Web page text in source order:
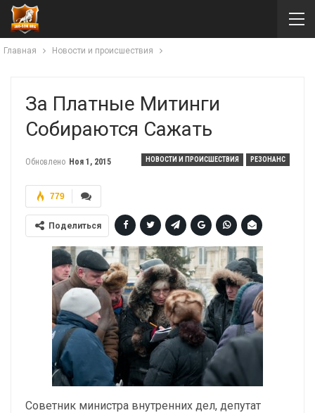
Главная Новости и происшествия
За Платные Митинги
Собираются Сажать
НОВОСТИ И ПРОИСШЕСТВИЯ РЕЗОНАНС
Обновлено Ноя 1, 2015
779
Поделиться
Советник министра внутренних дел, депутат